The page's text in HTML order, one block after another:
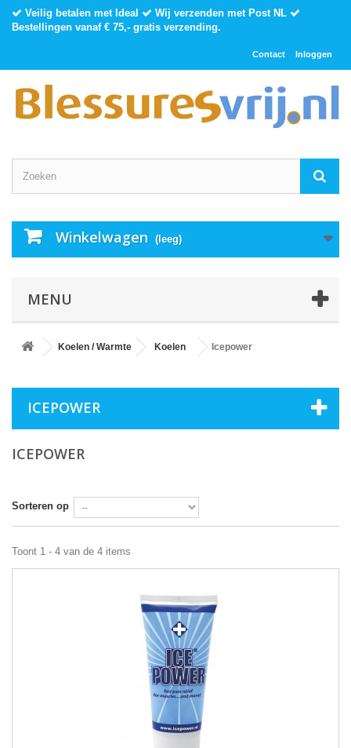
Veilig betalen met Ideal
Wij verzenden met Post NL
Bestellingen vanaf € 75,- gratis verzending.
Inloggen
Contact
Winkelwagen (leeg)
MENU
Koelen / Warmte Koelen Icepower
ICEPOWER
ICEPOWER
Sorteren op
Toont 1 - 4 van de 4 items